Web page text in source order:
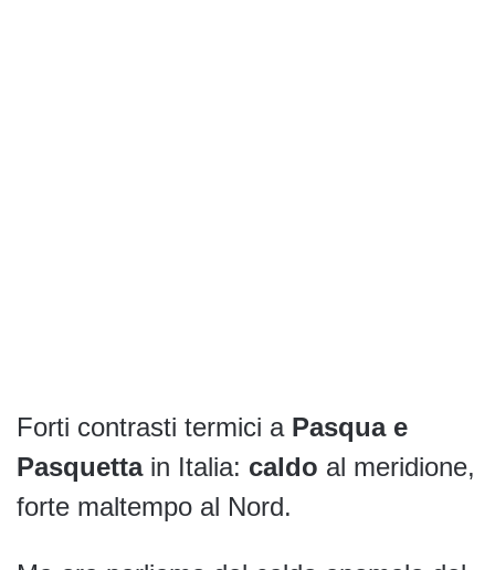
Forti contrasti termici a Pasqua e
Pasquettain Italia: caldo al meridione,
forte maltempo al Nord.